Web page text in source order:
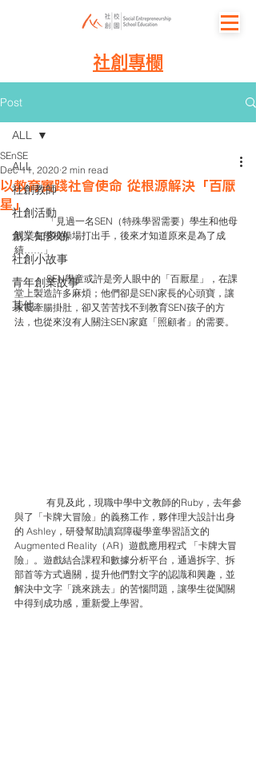
社創專欄
Post
ALL
社創教師
社創活動
創業知多啲
社創小故事
青年創業故事
其他
ALL
以教育實踐社會使命 從根源解決「百厭
星」
SEnSE
Dec 11, 2020 2 min read
	「見過一名SEN（特殊學習需要）學生和他母
親，在學校操場打出手，後來才知道原來是為了成
績……」
	SEN學童或許是旁人眼中的「百厭星」，在課
堂上製造許多麻煩；他們卻是SEN家長的心頭寶，讓
家長牽腸掛肚，卻又苦苦找不到教育SEN孩子的方
法，也從來沒有人關注SEN家庭「照顧者」的需要。
與了「卡牌大冒險」的義務工作，夥伴理大設計出身
的 Ashley，研發幫助讀寫障礙學童學習語文的
Augmented Reality（AR）遊戲應用程式 「卡牌大冒
險」。遊戲結合課程和數據分析平台，通過拆字、拆
部首等方式過關，提升他們對文字的認識和興趣，並
解決中文字「跳來跳去」的苦惱問題，讓學生從闖關
中得到成功感，重新愛上學習。